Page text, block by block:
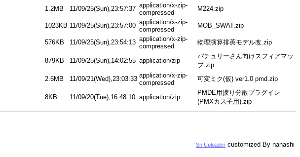
1.2MB 11/09/25(Sun),23:57:37 application/x-zip-
compressed
M224.zip
1023KB 11/09/25(Sun),23:57:00 application/x-zip-
compressed
MOB_SWAT.zip
576KB 11/09/25(Sun),23:54:13 application/x-zip-
compressed
物理演算排莢モデル改.zip
879KB 11/09/25(Sun),14:02:55 application/zip
パチュリーさん向けスフィアマッ
プ.zip
2.6MB 11/09/21(Wed),23:03:33 application/x-zip-
compressed
可変ミク(仮) ver1.0 pmd.zip
8KB 11/09/20(Tue),16:48:10 application/zip
PMDE用捩り分散プラグイン
(PMXカス子用).zip
Sn Uploader customized By nanashi